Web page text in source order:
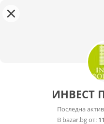
ИНВЕСТ
Последна
В bazar.bg от: